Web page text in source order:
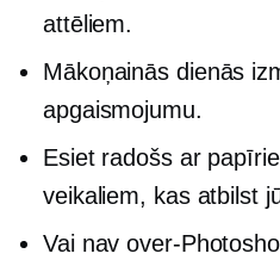
attēliem.
Mākoņainās dienās
apgaismojumu.
Esiet radošs ar
veikaliem, kas atbilst
Vai navover-